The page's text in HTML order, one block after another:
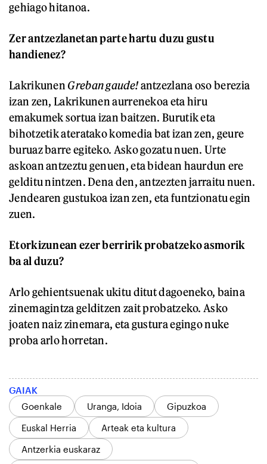
gehiago hitanoa.
Zer antzezlanetan parte hartu duzu gustu
handienez?
Lakrikunen Greban gaude!antzezlana oso berezia
izan zen, Lakrikunen aurrenekoa eta hiru
emakumek sortua izan baitzen. Burutik eta
bihotzetik ateratako komedia bat izan zen, geure
buruaz barre egiteko. Asko gozatu nuen. Urte
askoan antzeztu genuen, eta bidean haurdun ere
gelditu nintzen. Dena den, antzezten jarraitu nuen.
Jendearen gustukoa izan zen, eta funtzionatu egin
zuen.
Etorkizunean ezer berririk probatzeko asmorik
ba al duzu?
Arlo gehientsuenak ukitu ditut dagoeneko, baina
zinemagintza gelditzen zait probatzeko. Asko
joaten naiz zinemara, eta gustura egingo nuke
proba arlo horretan.
GAIAK
Goenkale
Uranga, Idoia
Gipuzkoa
Euskal Herria
Arteak eta kultura
Antzerkia euskaraz